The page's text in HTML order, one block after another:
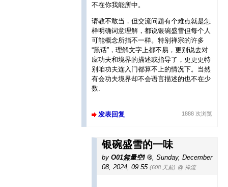
不在你我能所中。
请教不敢当，但交流问题有个难点就是怎
样明确词意理解，都说银碗盛雪但每个人
可能概念所指不一样。特别禅宗的许多
“黑话”，理解文字上都不易，更别说去对
应功夫和境界的描述或指导了，更更更特
别咱功夫连入门都算不上的情况下。当然
有会功夫境界却不会语言描述的也不在少
数.
发表回复 1888 次浏览
银碗盛雪的一味
by O01無量空I , Sunday, December
08, 2024, 09:55 (608 天前) @ 禅流